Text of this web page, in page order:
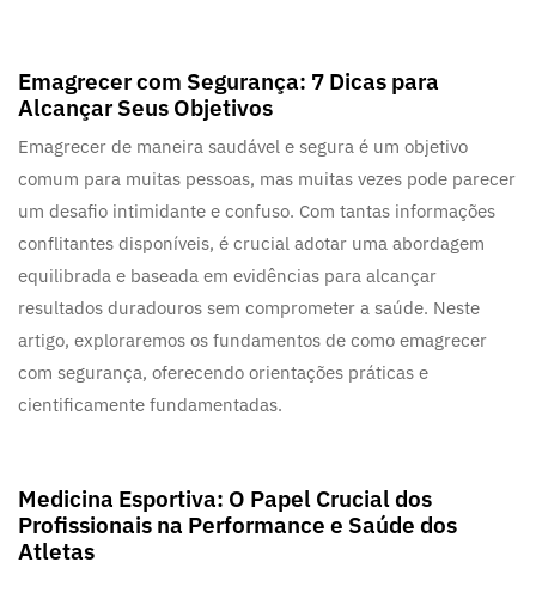
Emagrecer com Segurança: 7 Dicas para
Alcançar Seus Objetivos
Emagrecer de maneira saudável e segura é um objetivo
comum para muitas pessoas, mas muitas vezes pode parecer
um desafio intimidante e confuso. Com tantas informações
conflitantes disponíveis, é crucial adotar uma abordagem
equilibrada e baseada em evidências para alcançar
resultados duradouros sem comprometer a saúde. Neste
artigo, exploraremos os fundamentos de como emagrecer
com segurança, oferecendo orientações práticas e
cientificamente fundamentadas.
Medicina Esportiva: O Papel Crucial dos
Profissionais na Performance e Saúde dos
Atletas